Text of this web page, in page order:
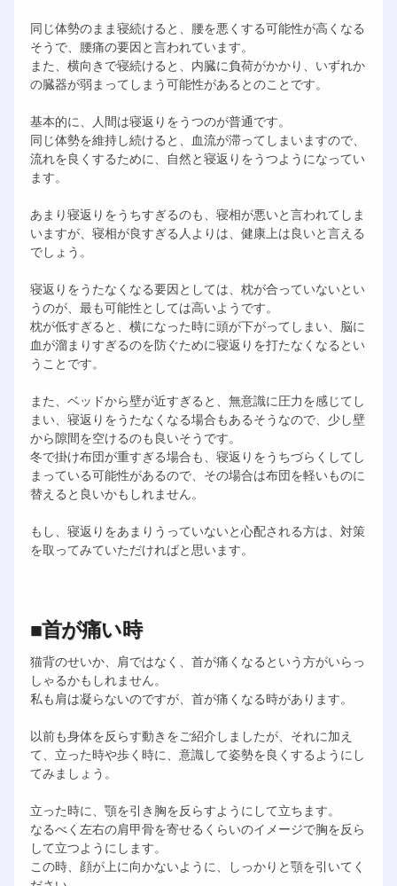
同じ体勢のまま寝続けると、腰を悪くする可能性が高くなる
そうで、腰痛の要因と言われています。
また、横向きで寝続けると、内臓に負荷がかかり、いずれか
の臓器が弱まってしまう可能性があるとのことです。
基本的に、人間は寝返りをうつのが普通です。
同じ体勢を維持し続けると、血流が滞ってしまいますので、
流れを良くするために、自然と寝返りをうつようになってい
ます。
あまり寝返りをうちすぎるのも、寝相が悪いと言われてしま
いますが、寝相が良すぎる人よりは、健康上は良いと言える
でしょう。
寝返りをうたなくなる要因としては、枕が合っていないとい
うのが、最も可能性としては高いようです。
枕が低すぎると、横になった時に頭が下がってしまい、脳に
血が溜まりすぎるのを防ぐために寝返りを打たなくなるとい
うことです。
また、ベッドから壁が近すぎると、無意識に圧力を感じてし
まい、寝返りをうたなくなる場合もあるそうなので、少し壁
から隙間を空けるのも良いそうです。
冬で掛け布団が重すぎる場合も、寝返りをうちづらくしてし
まっている可能性があるので、その場合は布団を軽いものに
替えると良いかもしれません。
もし、寝返りをあまりうっていないと心配される方は、対策
を取ってみていただければと思います。
■首が痛い時
猫背のせいか、肩ではなく、首が痛くなるという方がいらっ
しゃるかもしれません。
私も肩は凝らないのですが、首が痛くなる時があります。
以前も身体を反らす動きをご紹介しましたが、それに加え
て、立った時や歩く時に、意識して姿勢を良くするようにし
てみましょう。
立った時に、顎を引き胸を反らすようにして立ちます。
なるべく左右の肩甲骨を寄せるくらいのイメージで胸を反ら
して立つようにします。
この時、顔が上に向かないように、しっかりと顎を引いてく